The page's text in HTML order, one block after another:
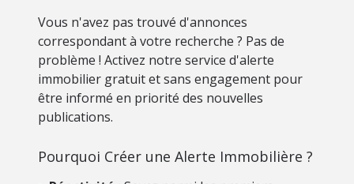
Vous n'avez pas trouvé d'annonces
correspondant à votre recherche ? Pas de
problème ! Activez notre service d'alerte
immobilier gratuit et sans engagement pour
être informé en priorité des nouvelles
publications.
Pourquoi Créer une Alerte Immobilière ?